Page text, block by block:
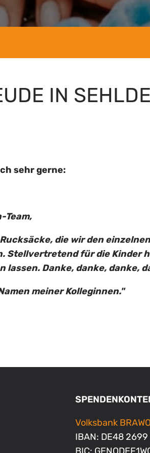
IN SEHLDE
sehr gerne:
Team,
die wir den
Stellvertretend für die Kinder
lassen. Danke, danke, danke,
meiner Kolleginnen."
Volksbank
IBAN: DE48